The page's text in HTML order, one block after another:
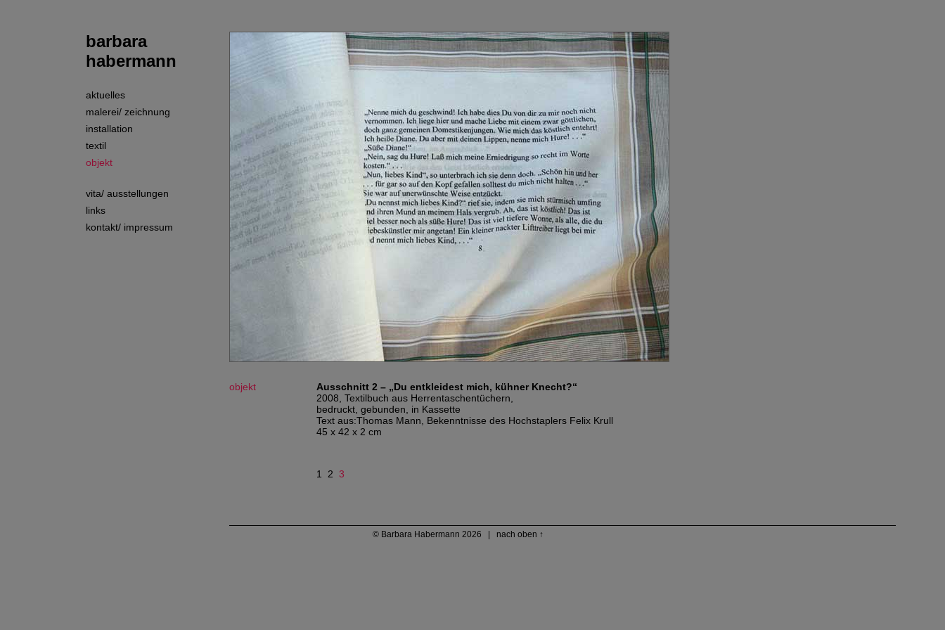
barbara
habermann
aktuelles
malerei/ zeichnung
installation
textil
objekt
vita/ ausstellungen
links
kontakt/ impressum
objekt
Ausschnitt 2 – „Du entkleidest mich, kühner Knecht?“
2008, Textilbuch aus Herrentaschentüchern,
bedruckt, gebunden, in Kassette
Text aus:Thomas Mann, Bekenntnisse des Hochstaplers Felix Krull
45 x 42 x 2 cm
1 2 3
© Barbara Habermann 2026 | nach oben ↑